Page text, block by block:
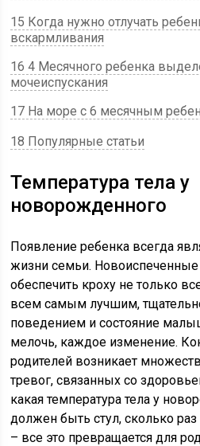
15 Когда нужно отлучать
вскармливания
16 4 Месячного ребенка
мочеиспускания
17 На море с 6 месячным
18 Популярные статьи
Температура тела у
новорожденного
Появление ребенка всегда
жизни семьи. Новоиспеченные
обеспечить кроху не только
всем самым лучшим,
поведением и состояние
мелочь, каждое изменение.
родителей возникает
тревог, связанных со
какая температура тела у
должен быть стул, сколько
– все это превращается для